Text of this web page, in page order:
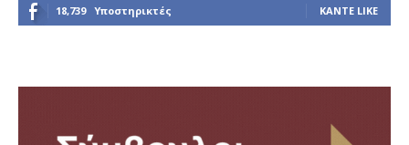
18,739 Υποστηρικτές ΚΆΝΤΕ LIKE